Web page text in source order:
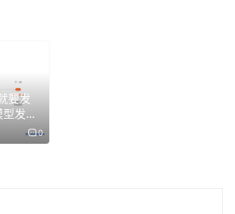
Preview的测试权限后，短短
三观都被震碎了。
战报——
度关键的核心路径系统中，Mythos
要发
发布
0